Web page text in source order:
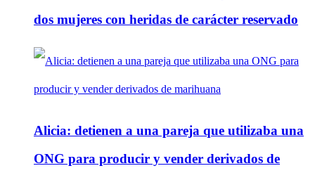
dos mujeres con heridas de carácter reservado
Alicia: detienen a una pareja que utilizaba una
ONG para producir y vender derivados de